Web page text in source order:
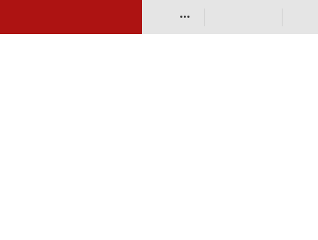
•••